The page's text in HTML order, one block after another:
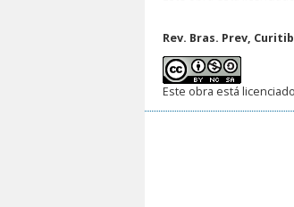
Rev. Bras. Prev,
Este obra está